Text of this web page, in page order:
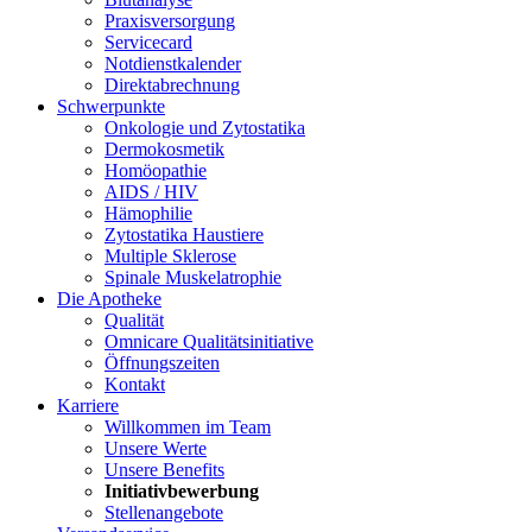
Praxisversorgung
Servicecard
Notdienstkalender
Direktabrechnung
Schwerpunkte
Onkologie und Zytostatika
Dermokosmetik
Homöopathie
AIDS / HIV
Hämophilie
Zytostatika Haustiere
Multiple Sklerose
Spinale Muskelatrophie
Die Apotheke
Qualität
Omnicare Qualitätsinitiative
Öffnungszeiten
Kontakt
Karriere
Willkommen im Team
Unsere Werte
Unsere Benefits
Initiativbewerbung
Stellenangebote